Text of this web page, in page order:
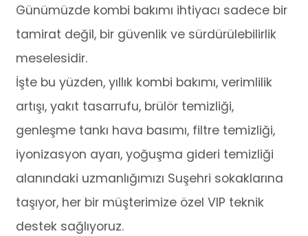
Günümüzde kombi bakımı ihtiyacı sadece bir
tamirat değil, bir güvenlik ve sürdürülebilirlik
meselesidir.
İşte bu yüzden, yıllık kombi bakımı, verimlilik
artışı, yakıt tasarrufu, brülör temizliği,
genleşme tankı hava basımı, filtre temizliği,
iyonizasyon ayarı, yoğuşma gideri temizliği
alanındaki uzmanlığımızı Suşehri sokaklarına
taşıyor, her bir müşterimize özel VIP teknik
destek sağlıyoruz.